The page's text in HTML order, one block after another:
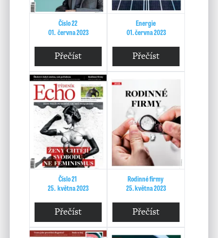
Číslo 22
01. června 2023
Přečíst
Energie
01. června 2023
Přečíst
Číslo 21
25. května 2023
Přečíst
Rodinné firmy
25. května 2023
Přečíst